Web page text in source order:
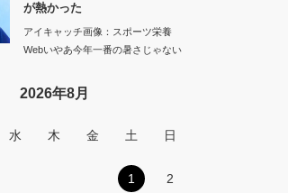
が熱かった
アイキャッチ画像：スポーツ栄養
Webいやあ今年一番の暑さじゃない
2026年8月
水 木 金 土 日
1 2